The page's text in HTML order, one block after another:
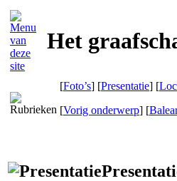
Het
[Foto’s] [Presentatie] [
[Vorig onderwerp] [